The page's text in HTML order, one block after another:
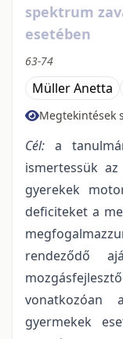
spektrum
esetében
63-74
Müller Anetta
Megtekintések
Cél: a
ismertessük
gyerekek
deficiteket a
rendeződő
vonatkozóan
gyermekek